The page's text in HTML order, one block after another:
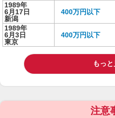
1989年
6月17日
新潟
400万円以下
1989年
6月3日
東京
400万円以下
もっ
注意